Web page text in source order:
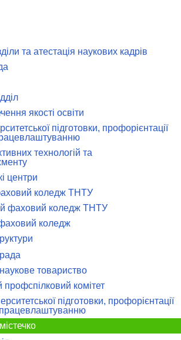
та атестація наукових кадрів
якості освіти
підготовки, профорієнтації
технологій та
центри
коледж ТНТУ
фаховий коледж ТНТУ
коледж
товариство
профспілковий комітет
підготовки, профорієнтації